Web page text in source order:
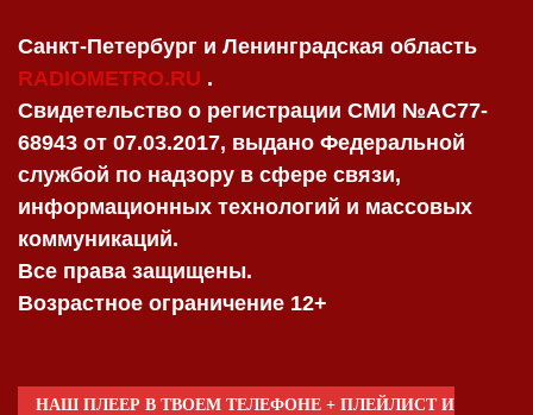
Санкт-Петербург и Ленинградская область
RADIOMETRO.RU .
Свидетельство о регистрации СМИ №AC77-
68943 от 07.03.2017, выдано Федеральной
службой по надзору в сфере связи,
информационных технологий и массовых
коммуникаций.
Все права защищены.
Возрастное ограничение 12+
НАШ ПЛЕЕР В ТВОЕМ ТЕЛЕФОНЕ + ПЛЕЙЛИСТ И